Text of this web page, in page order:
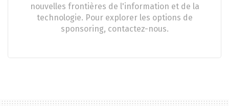
nouvelles frontières de l'information et de la
technologie. Pour explorer les options de
sponsoring, contactez-nous.